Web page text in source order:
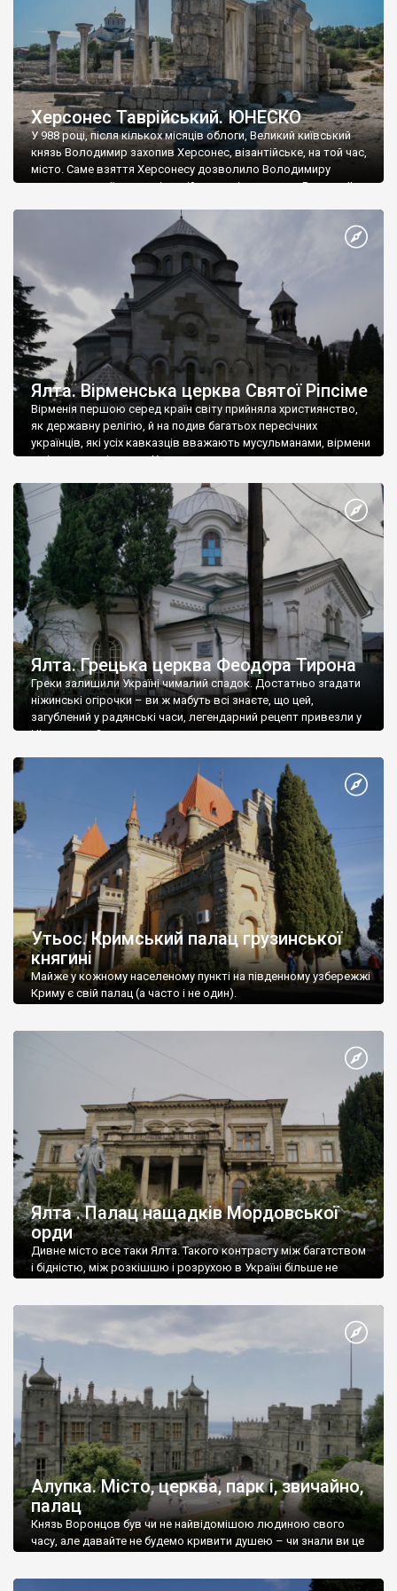
Херсонес Таврійський. ЮНЕСКО
У 988 році, після кількох місяців облоги, Великий київський
князь Володимир захопив Херсонес, візантійське, на той час,
місто. Саме взяття Херсонесу дозволило Володимиру
диктувати свої умови візантійському імператору Василю ІІ, та
Херсонесі Володимир-язичник, став Василем-християнином.
А потім було Хрещення Русі. На честь Херсонесу Таврійського
Ялта. Вірменська церква Святої Ріпсіме
Вірменія першою серед країн світу прийняла християнство,
як державну релігію, й на подив багатьох пересічних
українців, які усіх кавказців вважають мусульманами, вірмени
є відданими вірянами Христа
Ялта. Грецька церква Феодора Тирона
Греки залишили Україні чималий спадок. Достатньо згадати
ніжинські огірочки – ви ж мабуть всі знаєте, що цей,
загублений у радянські часи, легендарний рецепт привезли у
Ніжин греки?
Утьос. Кримський палац грузинської
княгині
Майже у кожному населеному пункті на південному узбережжі
Криму є свій палац (а часто і не один).
Ялта . Палац нащадків Мордовської
орди
Дивне місто все таки Ялта. Такого контрасту між багатством
і бідністю, між розкішшю і розрухою в Україні більше не
Алупка. Місто, церква, парк і, звичайно,
палац
Князь Воронцов був чи не найвідомішою людиною свого
часу, але давайте не будемо кривити душею – чи знали ви це